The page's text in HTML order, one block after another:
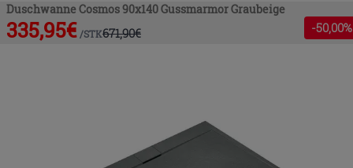
Duschwanne Cosmos 90x140 Gussmarmor Graubeige
335,95€ /STK671,90€ -50,00%